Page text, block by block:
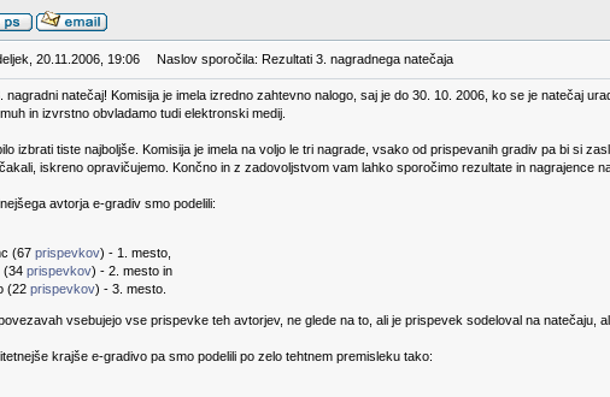
20.11.2006, 19:06 Naslov sporočila: Rezultati 3. nagradnega natečaja
nagradni natečaj! Komisija je imela izredno zahtevno nalogo, saj je do 30. 10. 2006, ko se je natečaj
in izvrstno obvladamo tudi elektronski medij.
izbrati tiste najboljše. Komisija je imela na voljo le tri nagrade, vsako od prispevanih gradiv pa bi si
iskreno opravičujemo. Končno in z zadovoljstvom vam lahko sporočimo rezultate in nagrajence
avtorja e-gradiv smo podelili:
(67 prispevkov) - 1. mesto,
(34 prispevkov) - 2. mesto in
(22 prispevkov) - 3. mesto.
vsebujejo vse prispevke teh avtorjev, ne glede na to, ali je prispevek sodeloval na natečaju,
krajše e-gradivo pa smo podelili po zelo tehtnem premisleku tako: